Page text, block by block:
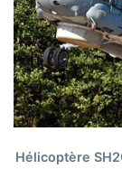
Hélicoptère